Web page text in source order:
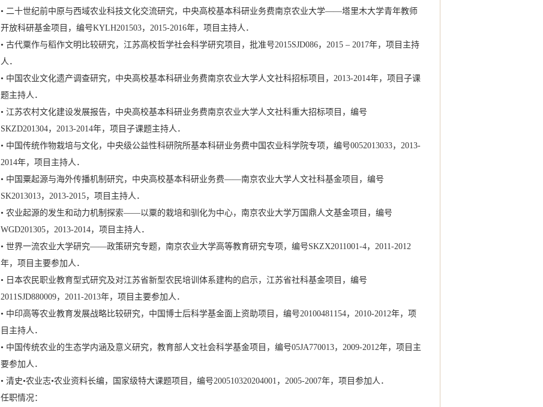
• 二十世纪前中原与西域农业科技文化交流研究，中央高校基本科研业务费南京农业大学——塔里木大学青年教师
开放科研基金项目，编号KYLH201503，2015-2016年，项目主持人．
• 古代粟作与稻作文明比较研究，江苏高校哲学社会科学研究项目，批准号2015SJD086，2015 – 2017年，项目主持
人．
• 中国农业文化遗产调查研究，中央高校基本科研业务费南京农业大学人文社科招标项目，2013-2014年，项目子课
题主持人．
• 江苏农村文化建设发展报告，中央高校基本科研业务费南京农业大学人文社科重大招标项目，编号
SKZD201304，2013-2014年，项目子课题主持人．
• 中国传统作物栽培与文化，中央级公益性科研院所基本科研业务费中国农业科学院专项，编号0052013033，2013-
2014年，项目主持人．
• 中国粟起源与海外传播机制研究，中央高校基本科研业务费——南京农业大学人文社科基金项目，编号
SK2013013，2013-2015，项目主持人．
• 农业起源的发生和动力机制探索——以粟的栽培和驯化为中心，南京农业大学万国鼎人文基金项目，编号
WGD201305，2013-2014，项目主持人．
• 世界一流农业大学研究——政策研究专题，南京农业大学高等教育研究专项，编号SKZX2011001-4，2011-2012
年，项目主要参加人．
• 日本农民职业教育型式研究及对江苏省新型农民培训体系建构的启示，江苏省社科基金项目，编号
2011SJD880009，2011-2013年，项目主要参加人．
• 中印高等农业教育发展战略比较研究，中国博士后科学基金面上资助项目，编号20100481154，2010-2012年，项
目主持人．
• 中国传统农业的生态学内涵及意义研究，教育部人文社会科学基金项目，编号05JA770013，2009-2012年，项目主
要参加人．
• 清史•农业志•农业资料长编，国家级特大课题项目，编号200510320204001，2005-2007年，项目参加人．
任职情况：